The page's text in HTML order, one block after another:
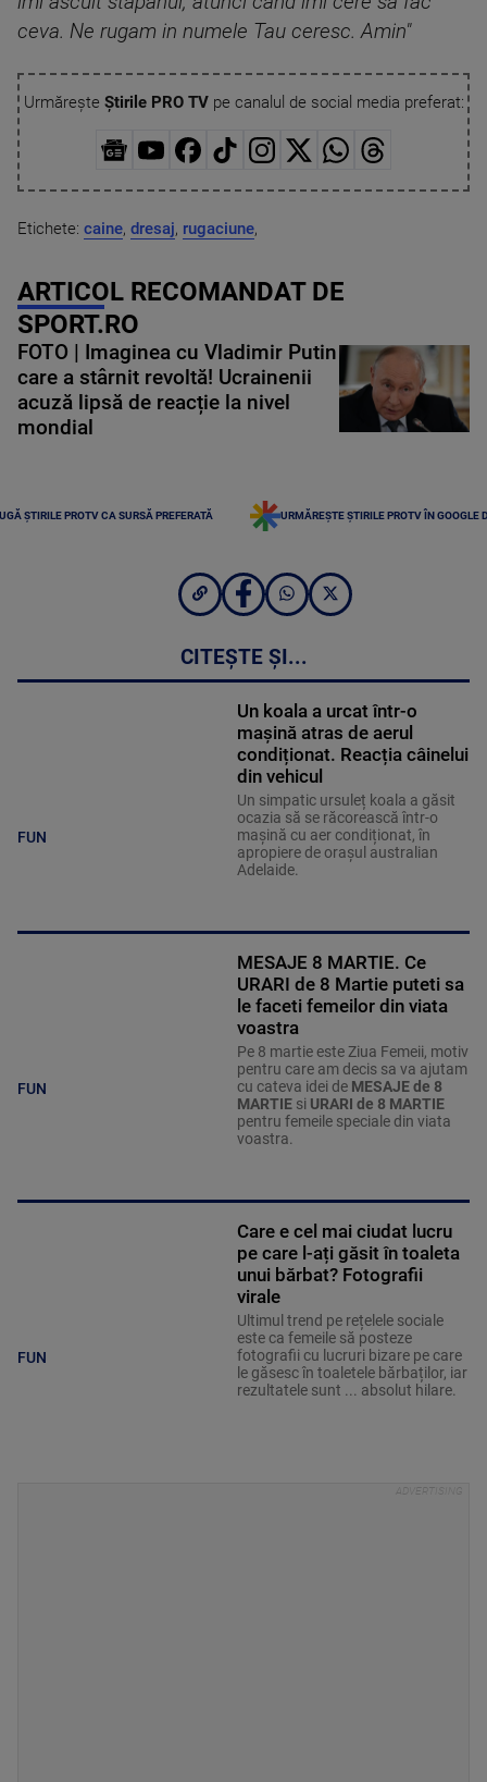
ceva. Ne rugam in numele Tau ceresc. Amin"
Urmărește Știrile PRO TVpe canalul de social media preferat:
Etichete: caine, dresaj, rugaciune,
ARTICOL RECOMANDAT DE
SPORT.RO
FOTO | Imaginea cu Vladimir Putin
care a stârnit revoltă! Ucrainenii
acuză lipsă de reacție la nivel
mondial
ȘTIRILE PROTV CA SURSĂ PREFERATĂ URMĂREȘTE ȘTIRILE PROTV ÎN GOOGLE
CITEȘTE ȘI...
FUN
Un koala a urcat într-o
mașină atras de aerul
condiționat. Reacția câinelui
din vehicul
Un simpatic ursuleț koala a găsit
ocazia să se răcorească într-o
mașină cu aer condiționat, în
apropiere de orașul australian
Adelaide.
FUN
MESAJE 8 MARTIE. Ce
URARI de 8 Martie puteti sa
le faceti femeilor din viata
voastra
Pe 8 martie este Ziua Femeii, motiv
pentru care am decis sa va ajutam
cu cateva idei de MESAJE de 8
MARTIEsi URARI de 8 MARTIE
pentru femeile speciale din viata
voastra.
FUN
Care e cel mai ciudat lucru
pe care l-ați găsit în toaleta
unui bărbat? Fotografii
virale
Ultimul trend pe rețelele sociale
este ca femeile să posteze
fotografii cu lucruri bizare pe care
le găsesc în toaletele bărbaților, iar
rezultatele sunt ... absolut hilare.